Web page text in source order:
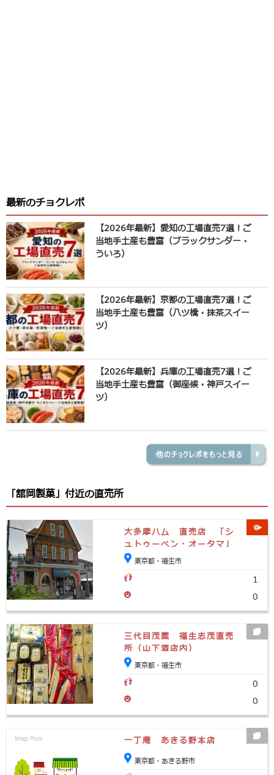
最新のチョクレポ
【2026年最新】愛知の工場直売7選！ご
当地手土産も豊富（ブラックサンダー・
ういろ）
【2026年最新】京都の工場直売7選！ご
当地手土産も豊富（八ツ橋・抹茶スイー
ツ）
【2026年最新】兵庫の工場直売7選！ご
当地手土産も豊富（御座候・神戸スイー
ツ）
「舘岡製菓」付近の直売所
大多摩ハム 直売店 「シ
ュトゥーベン・オータマ」
東京都・福生市
1
0
三代目茂蔵 福生志茂直売
所（山下酒店内）
東京都・福生市
0
0
一丁庵 あきる野本店
東京都・あきる野市